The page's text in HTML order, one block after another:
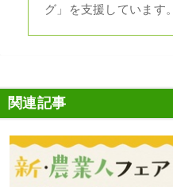
グ」を支援しています。
関連記事